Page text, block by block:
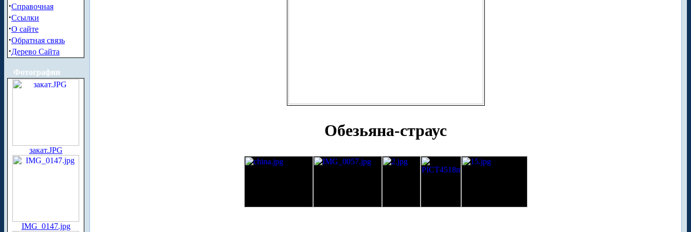
·Справочная
·Ссылки
·О сайте
·Обратная связь
·Дерево Сайта
Фотографии
закат.JPG
IMG_0147.jpg
Обезьяна-страус